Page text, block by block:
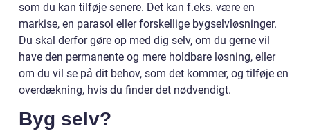
som du kan tilføje senere. Det kan f.eks. være en
markise, en parasol eller forskellige bygselvløsninger.
Du skal derfor gøre op med dig selv, om du gerne vil
have den permanente og mere holdbare løsning, eller
om du vil se på dit behov, som det kommer, og tilføje en
overdækning, hvis du finder det nødvendigt.
Byg selv?